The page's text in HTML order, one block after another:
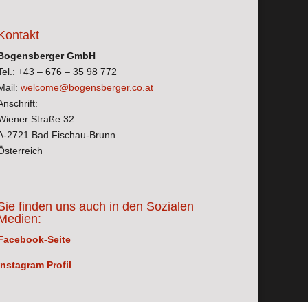
GmbH
+43 – 676 – 35 98 772
welcome@bogensberger.co.at
Straße 32
2721 Bad Fischau-Brunn
finden uns auch in den Sozialen
Seite
Profil